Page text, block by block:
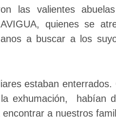
las valientes
quienes se
a buscar a los
estaban
exhumación, habían
a nuestros